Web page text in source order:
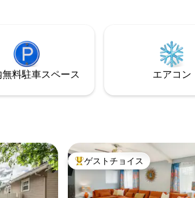
料駐⁠車ス⁠ペ⁠ー⁠ス エアコン
。 大好評のゲストチョイスです。
ゲストチョイス